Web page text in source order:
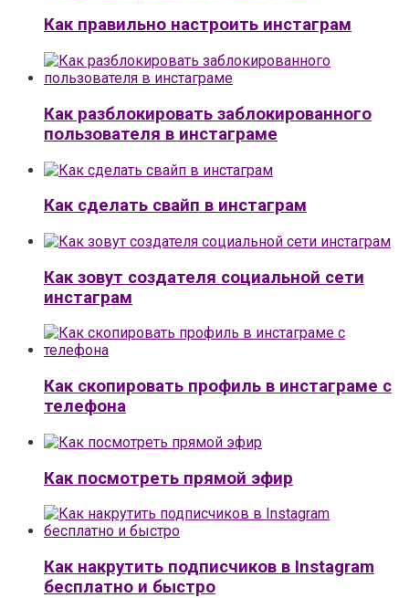
Как правильно настроить инстаграм
Как разблокировать заблокированного
пользователя в инстаграме
Как сделать свайп в инстаграм
Как зовут создателя социальной сети
инстаграм
Как скопировать профиль в инстаграме с
телефона
Как посмотреть прямой эфир
Как накрутить подписчиков в Instagram
бесплатно и быстро